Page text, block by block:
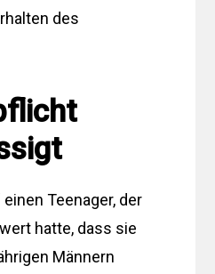
des
Teenager, der
hatte, dass sie
Männern